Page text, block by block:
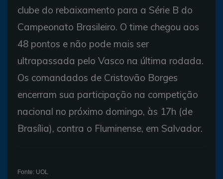
clube do rebaixamento para a Série B do
Campeonato Brasileiro. O time chegou aos
48 pontos e não pode mais ser
ultrapassada pelo Vasco na última rodada.
Os comandados de Cristovão Borges
encerram sua participação na competição
nacional no próximo domingo, às 17h (de
Brasília), contra o Fluminense, em Salvador.
Fonte: UOL